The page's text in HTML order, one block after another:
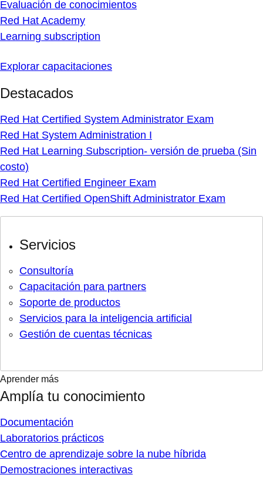
Evaluación de conocimientos
Red Hat Academy
Learning subscription
Explorar capacitaciones
Destacados
Red Hat Certified System Administrator Exam
Red Hat System Administration I
Red Hat Learning Subscription- versión de prueba (Sin
costo)
Red Hat Certified Engineer Exam
Red Hat Certified OpenShift Administrator Exam
Servicios
Consultoría
Capacitación para partners
Soporte de productos
Servicios para la inteligencia artificial
Gestión de cuentas técnicas
Aprender más
Amplía tu conocimiento
Documentación
Laboratorios prácticos
Centro de aprendizaje sobre la nube híbrida
Demostraciones interactivas